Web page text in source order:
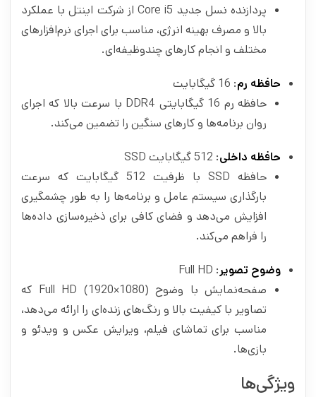
پردازنده نسل جدید Core i5 از شرکت اینتل با عملکرد
بالا و مصرف بهینه انرژی، مناسب برای اجرای نرم‌افزارهای
مختلف و انجام کارهای چندوظیفه‌ای.
حافظه رم: 16 گیگابایت
حافظه رم 16 گیگابایتی DDR4 با سرعت بالا که اجرای
روان برنامه‌ها و کارهای سنگین را تضمین می‌کند.
حافظه داخلی: 512 گیگابایت SSD
حافظه SSD با ظرفیت 512 گیگابایت که سرعت
بارگذاری سیستم عامل و برنامه‌ها را به طور چشمگیری
افزایش می‌دهد و فضای کافی برای ذخیره‌سازی داده‌ها
را فراهم می‌کند.
وضوح تصویر: Full HD
صفحه‌نمایش با وضوح Full HD (1920×1080) که
تصاویر با کیفیت بالا و رنگ‌های زنده‌ای را ارائه می‌دهد،
مناسب برای تماشای فیلم، ویرایش عکس و ویدئو و
بازی‌ها.
ویژگی‌ها